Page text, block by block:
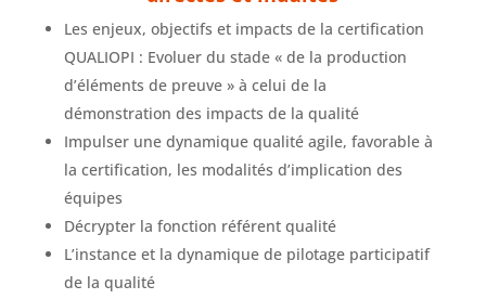
Les enjeux, objectifs et impacts de la certification
QUALIOPI : Evoluer du stade « de la production
d’éléments de preuve » à celui de la
démonstration des impacts de la qualité
Impulser une dynamique qualité agile, favorable à
la certification, les modalités d’implication des
équipes
Décrypter la fonction référent qualité
L’instance et la dynamique de pilotage participatif
de la qualité